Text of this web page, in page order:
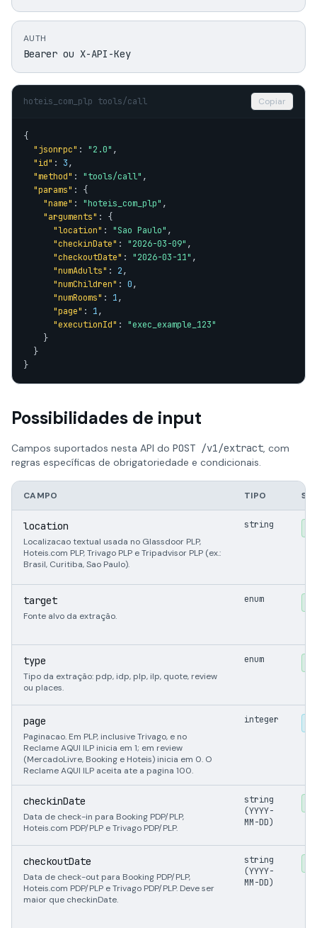
AUTH
Bearer ou X-API-Key
hoteis_com_plp tools/call Copiar
{
"jsonrpc" : "2.0" ,
"id" : 3,
"method" : "tools/call" ,
"params" : {
"name" : "hoteis_com_plp" ,
"arguments" : {
"location" : "Sao Paulo" ,
"checkinDate" : "2026-03-09" ,
"checkoutDate" : "2026-03-11" ,
"numAdults" : 2,
"numChildren" : 0,
"numRooms" : 1,
"page" : 1,
"executionId" : "exec_example_123"
    }
  }
}
Possibilidades de input
Campos suportados nesta API do POST /v1/extract, com
regras específicas de obrigatoriedade e condicionais.
CAMPO TIPO
location
Localizacao textual usada no Glassdoor PLP,
Hoteis.com PLP, Trivago PLP e Tripadvisor PLP (ex.:
Brasil, Curitiba, Sao Paulo).
string
target
Fonte alvo da extração.
enum
type
Tipo da extração: pdp, idp, plp, ilp, quote, review
ou places.
enum
page
Paginacao. Em PLP, inclusive Trivago, e no
Reclame AQUI ILP inicia em 1; em review
(MercadoLivre, Booking e Hoteis) inicia em 0. O
Reclame AQUI ILP aceita ate a pagina 100.
integer
checkinDate
Data de check-in para Booking PDP/PLP,
Hoteis.com PDP/PLP e Trivago PDP/PLP.
string
(YYYY-
MM-DD)
checkoutDate
Data de check-out para Booking PDP/PLP,
Hoteis.com PDP/PLP e Trivago PDP/PLP. Deve ser
maior que checkinDate.
string
(YYYY-
MM-DD)